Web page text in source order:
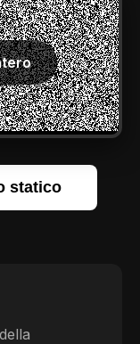
statico